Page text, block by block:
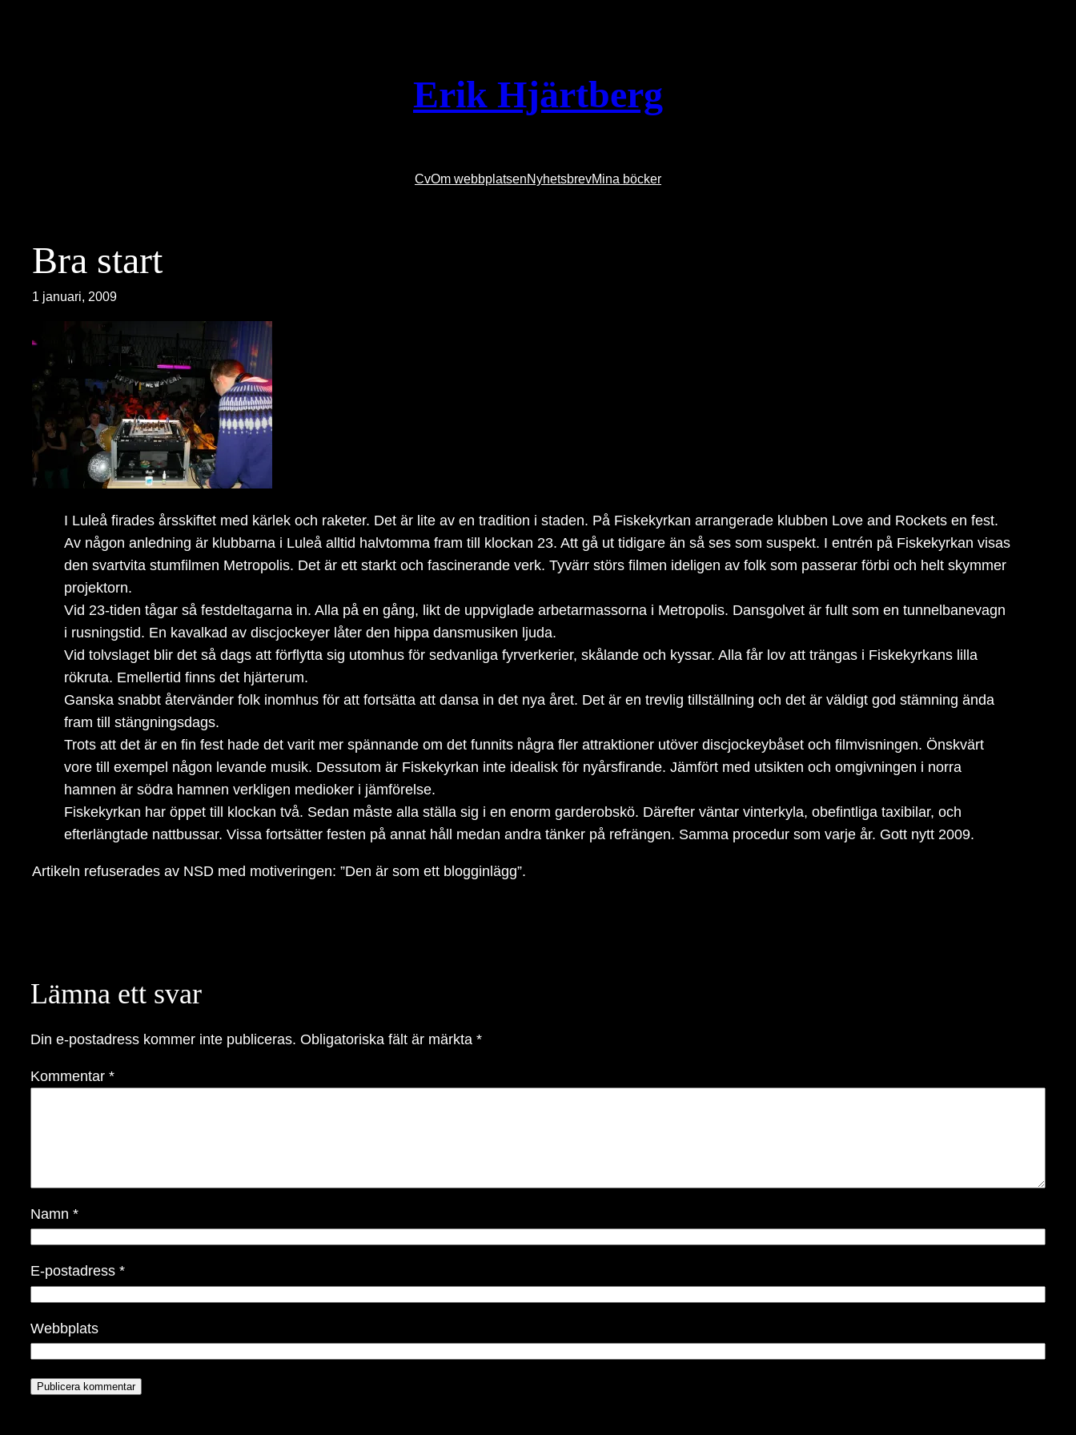
Erik Hjärtberg
CvOm webbplatsenNyhetsbrevMina böcker
Bra start
1 januari, 2009
I Luleå firades årsskiftet med kärlek och raketer. Det är lite av en tradition i staden. På Fiskekyrkan arrangerade klubben Love and Rockets en fest.
Av någon anledning är klubbarna i Luleå alltid halvtomma fram till klockan 23. Att gå ut tidigare än så ses som suspekt. I entrén på Fiskekyrkan visas
den svartvita stumfilmen Metropolis. Det är ett starkt och fascinerande verk. Tyvärr störs filmen ideligen av folk som passerar förbi och helt skymmer
projektorn.
Vid 23-tiden tågar så festdeltagarna in. Alla på en gång, likt de uppviglade arbetarmassorna i Metropolis. Dansgolvet är fullt som en tunnelbanevagn
i rusningstid. En kavalkad av discjockeyer låter den hippa dansmusiken ljuda.
Vid tolvslaget blir det så dags att förflytta sig utomhus för sedvanliga fyrverkerier, skålande och kyssar. Alla får lov att trängas i Fiskekyrkans lilla
rökruta. Emellertid finns det hjärterum.
Ganska snabbt återvänder folk inomhus för att fortsätta att dansa in det nya året. Det är en trevlig tillställning och det är väldigt god stämning ända
fram till stängningsdags.
Trots att det är en fin fest hade det varit mer spännande om det funnits några fler attraktioner utöver discjockeybåset och filmvisningen. Önskvärt
vore till exempel någon levande musik. Dessutom är Fiskekyrkan inte idealisk för nyårsfirande. Jämfört med utsikten och omgivningen i norra
hamnen är södra hamnen verkligen medioker i jämförelse.
Fiskekyrkan har öppet till klockan två. Sedan måste alla ställa sig i en enorm garderobskö. Därefter väntar vinterkyla, obefintliga taxibilar, och
efterlängtade nattbussar. Vissa fortsätter festen på annat håll medan andra tänker på refrängen. Samma procedur som varje år. Gott nytt 2009.
Artikeln refuserades av NSD med motiveringen: ”Den är som ett blogginlägg”.
Lämna ett svar
Din e-postadress kommer inte publiceras. Obligatoriska fält är märkta *
Kommentar *
Namn *
E-postadress *
Webbplats